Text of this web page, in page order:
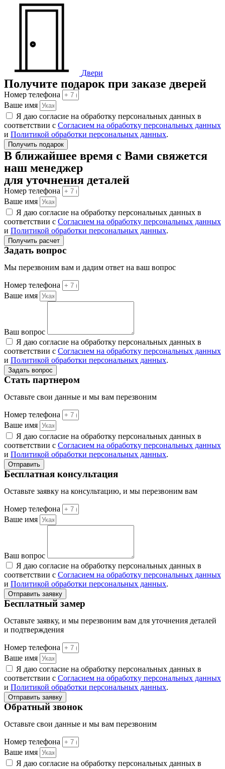
Двери
Получите подарок при заказе дверей
Номер телефона
Ваше имя
Я даю согласие на обработку персональных данных в
соответствии с Согласием на обработку персональных данных
и Политикой обработки персональных данных.
Получить подарок
В ближайшее время с Вами свяжется
наш менеджер
для уточнения деталей
Номер телефона
Ваше имя
Я даю согласие на обработку персональных данных в
соответствии с Согласием на обработку персональных данных
и Политикой обработки персональных данных.
Получить расчет
Задать вопрос
Мы перезвоним вам и дадим ответ на ваш вопрос
Номер телефона
Ваше имя
Ваш вопрос
Я даю согласие на обработку персональных данных в
соответствии с Согласием на обработку персональных данных
и Политикой обработки персональных данных.
Задать вопрос
Стать партнером
Оставьте свои данные и мы вам перезвоним
Номер телефона
Ваше имя
Я даю согласие на обработку персональных данных в
соответствии с Согласием на обработку персональных данных
и Политикой обработки персональных данных.
Отправить
Бесплатная консультация
Оставьте заявку на консультацию, и мы перезвоним вам
Номер телефона
Ваше имя
Ваш вопрос
Я даю согласие на обработку персональных данных в
соответствии с Согласием на обработку персональных данных
и Политикой обработки персональных данных.
Отправить заявку
Бесплатный замер
Оставьте заявку, и мы перезвоним вам для уточнения деталей
и подтверждения
Номер телефона
Ваше имя
Я даю согласие на обработку персональных данных в
соответствии с Согласием на обработку персональных данных
и Политикой обработки персональных данных.
Отправить заявку
Обратный звонок
Оставьте свои данные и мы вам перезвоним
Номер телефона
Ваше имя
Я даю согласие на обработку персональных данных в